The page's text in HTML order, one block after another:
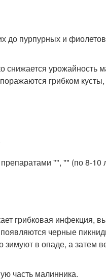
пурпурных и
урожайность
грибком
"", "" (по 8-10
грибковая инфекция,
черные
в опаде, а затем
часть малинника.